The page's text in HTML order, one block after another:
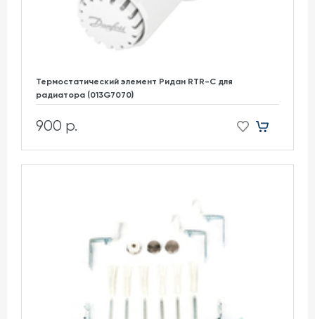
Термостатический элемент Ридан RTR-C для
радиатора (013G7070)
900 р.